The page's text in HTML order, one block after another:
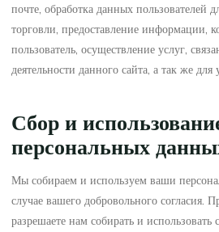
почте, обработка данных пользователей
торговли, предоставление информации,
пользователь, осуществление услуг,
деятельности данного сайта, а так же
Сбор и
персональных
Мы собираем и используем ваши
случае вашего добровольного согласия.
разрешаете нам собирать и